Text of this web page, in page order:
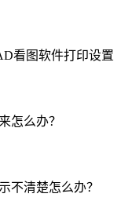
看图软件打印设置
怎么办？
不清楚怎么办？